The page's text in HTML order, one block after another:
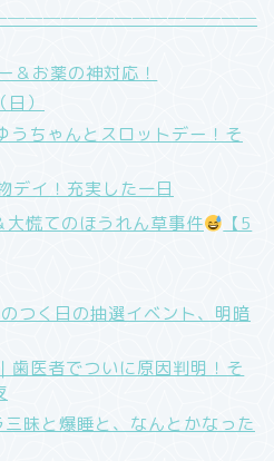
＆お薬の神対応！
）
ちゃんとスロットデー！そ
デイ！充実した一日
大慌てのほうれん草事件
【5
つく日の抽選イベント、明暗
歯医者でついに原因判明！そ
昧と爆睡と、なんとかなった